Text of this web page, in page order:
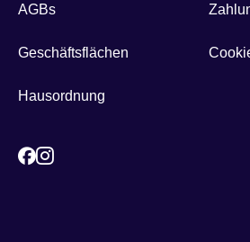
AGBs
Geschäftsflächen
Hausordnung